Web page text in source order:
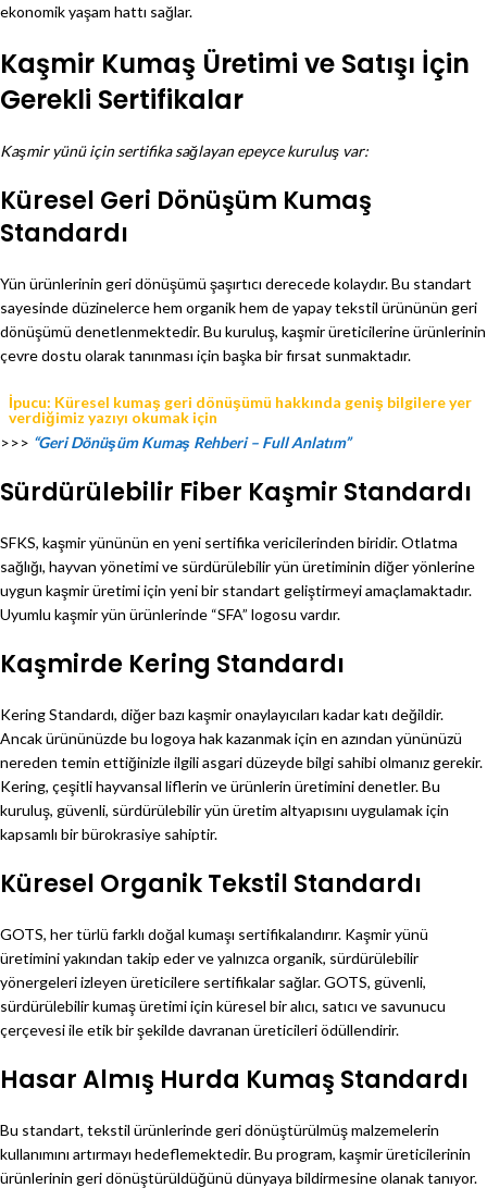
ekonomik yaşam hattı sağlar.
Kaşmir Kumaş Üretimi ve Satışı İçin
Gerekli Sertifikalar
Kaşmir yünü için sertifika sağlayan epeyce kuruluş var:
Küresel Geri Dönüşüm Kumaş
Standardı
Yün ürünlerinin geri dönüşümü şaşırtıcı derecede kolaydır. Bu standart
sayesinde düzinelerce hem organik hem de yapay tekstil ürününün geri
dönüşümü denetlenmektedir. Bu kuruluş, kaşmir üreticilerine ürünlerinin
çevre dostu olarak tanınması için başka bir fırsat sunmaktadır.
İpucu: Küresel kumaş geri dönüşümü hakkında geniş bilgilere yer
verdiğimiz yazıyı okumak için
>>> “Geri Dönüşüm Kumaş Rehberi – Full Anlatım”
Sürdürülebilir Fiber Kaşmir Standardı
SFKS, kaşmir yününün en yeni sertifika vericilerinden biridir. Otlatma
sağlığı, hayvan yönetimi ve sürdürülebilir yün üretiminin diğer yönlerine
uygun kaşmir üretimi için yeni bir standart geliştirmeyi amaçlamaktadır.
Uyumlu kaşmir yün ürünlerinde “SFA” logosu vardır.
Kaşmirde Kering Standardı
Kering Standardı, diğer bazı kaşmir onaylayıcıları kadar katı değildir.
Ancak ürününüzde bu logoya hak kazanmak için en azından yününüzü
nereden temin ettiğinizle ilgili asgari düzeyde bilgi sahibi olmanız gerekir.
Kering, çeşitli hayvansal liflerin ve ürünlerin üretimini denetler. Bu
kuruluş, güvenli, sürdürülebilir yün üretim altyapısını uygulamak için
kapsamlı bir bürokrasiye sahiptir.
Küresel Organik Tekstil Standardı
GOTS, her türlü farklı doğal kumaşı sertifikalandırır. Kaşmir yünü
üretimini yakından takip eder ve yalnızca organik, sürdürülebilir
yönergeleri izleyen üreticilere sertifikalar sağlar. GOTS, güvenli,
sürdürülebilir kumaş üretimi için küresel bir alıcı, satıcı ve savunucu
çerçevesi ile etik bir şekilde davranan üreticileri ödüllendirir.
Hasar Almış Hurda Kumaş Standardı
Bu standart, tekstil ürünlerinde geri dönüştürülmüş malzemelerin
kullanımını artırmayı hedeflemektedir. Bu program, kaşmir üreticilerinin
ürünlerinin geri dönüştürüldüğünü dünyaya bildirmesine olanak tanıyor.